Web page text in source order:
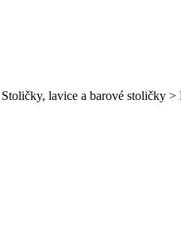
lavice a barové stoličky